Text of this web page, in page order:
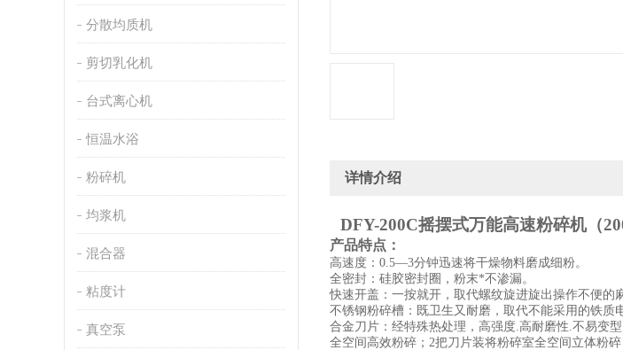
分散均质机
剪切乳化机
台式离心机
恒温水浴
粉碎机
均浆机
混合器
粘度计
真空泵
详情介绍
DFY-200C摇摆式万能高速粉碎机（
产品特点：
高速度： 0.5—3分钟迅速将干燥物料磨成细粉。
全密封：硅胶密封圈，粉末*不渗漏。
快速开盖：一按就开，取代螺纹旋进旋出操作不便的
不锈钢粉碎槽：既卫生又耐磨，取代不能采用的铁质
合金刀片：经特殊热处理，高强度.高耐磨性.不易变
全空间高效粉碎； 2把刀片装将粉碎室全空间立体粉